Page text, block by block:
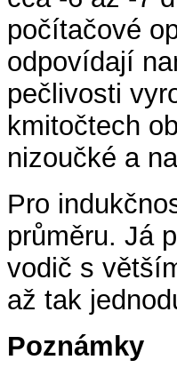
počítačové
odpovídají
pečlivosti
kmitočtech
nizoučké a
Pro
průměru. Já
vodič s
až tak
Poznámky